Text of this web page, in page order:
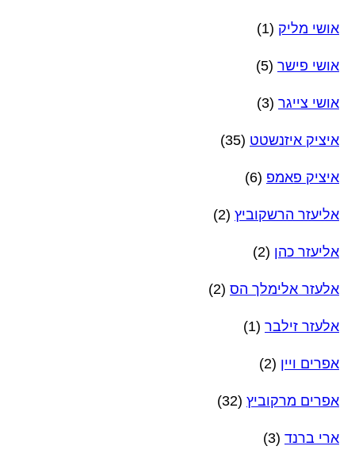
אושי מליק (1)
אושי פישר (5)
אושי צייגר (3)
איציק איזנשטט (35)
איציק פאמפ (6)
אליעזר הרשקוביץ (2)
אליעזר כהן (2)
אלעזר אלימלך הס (2)
אלעזר זילבר (1)
אפרים ויין (2)
אפרים מרקוביץ (32)
ארי ברנד (3)